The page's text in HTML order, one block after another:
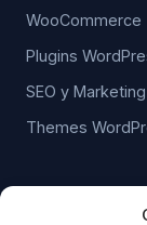
WooCommerce
Plugins
SEO y Marketing
Themes
WordPress